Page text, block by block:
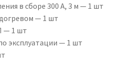
в сборе 300 А, 3 м — 1 шт
— 1 шт
— 1 шт
эксплуатации — 1 шт